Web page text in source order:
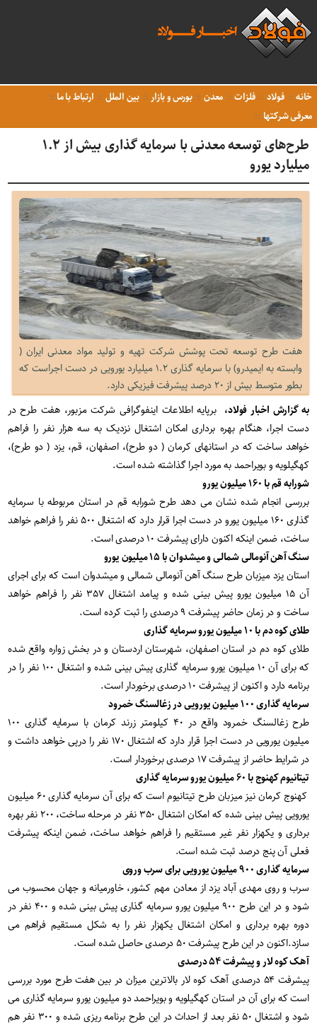
خانه فولاد فلزات معدن بورس و بازار بین الملل
ارتباط با ما
معرفی شرکتها
طرح‌های توسعه معدنی با سرمایه گذاری بیش از ۱.۲
میلیارد یورو
هفت طرح توسعه تحت پوشش شرکت تهیه و تولید مواد معدنی ایران (
وابسته به ایمیدرو) با سرمایه گذاری ۱.۲ میلیارد یورویی در دست اجراست که
بطور متوسط بیش از ۲۰ درصد پیشرفت فیزیکی دارد.
به گزارش اخبار فولاد، برپایه اطلاعات اینفوگرافی شرکت مزبور، هفت طرح در
دست اجرا، هنگام بهره برداری امکان اشتغال نزدیک به سه هزار نفر را فراهم
خواهد ساخت که در استانهای کرمان ( دو طرح)، اصفهان، قم، یزد ( دو طرح)،
کهگیلویه و بویراحمد به مورد اجرا گذاشته شده است.
شورابه قم با ۱۶۰ میلیون یورو
بررسی انجام شده نشان می دهد طرح شورابه قم در استان مربوطه با سرمایه
گذاری ۱۶۰ میلیون یورو در دست اجرا قرار دارد که اشتغال ۵۰۰ نفر را فراهم خواهد
ساخت، ضمن اینکه اکنون دارای پیشرفت ۱۰ درصدی است.
سنگ آهن آنومالی شمالی و میشدوان با ۱۵ میلیون یورو
استان یزد میزبان طرح سنگ آهن آنومالی شمالی و میشدوان است که برای اجرای
آن ۱۵ میلیون یورو پیش بینی شده و پیامد اشتغال ۳۵۷ نفر را فراهم خواهد
ساخت و در زمان حاضر پیشرفت ۹ درصدی را ثبت کرده است.
طلای کوه دم با ۱۰ میلیون یورو سرمایه گذاری
طلای کوه دم در استان اصفهان، شهرستان اردستان و در بخش زواره واقع شده
که برای آن ۱۰ میلیون یورو سرمایه گذاری پیش بینی شده و اشتغال ۱۰۰ نفر را در
برنامه دارد و اکنون از پیشرفت ۱۰ درصدی برخوردار است.
سرمایه گذاری ۱۰۰ میلیون یورویی در زغالسنگ خمرود
طرح زغالسنگ خمرود واقع در ۴۰ کیلومتر زرند کرمان با سرمایه گذاری ۱۰۰
میلیون یورویی در دست اجرا قرار دارد که اشتغال ۱۷۰ نفر را درپی خواهد داشت و
در شرایط حاضر از پیشرفت ۱۷ درصدی برخوردار است.
تیتانیوم کهنوج با ۶۰ میلیون یورو سرمایه گذاری
کهنوج کرمان نیز میزبان طرح تیتانیوم است که برای آن سرمایه گذاری ۶۰ میلیون
یورویی پیش بینی شده که امکان اشتغال ۳۵۰ نفر در مرحله ساخت، ۲۰۰ نفر بهره
برداری و یکهزار نفر غیر مستقیم را فراهم خواهد ساخت، ضمن اینکه پیشرفت
فعلی آن پنج درصد ثبت شده است.
سرمایه گذاری ۹۰۰ میلیون یورویی برای سرب وروی
سرب و روی مهدی آباد یزد از معادن مهم کشور، خاورمیانه و جهان محسوب می
شود و در این طرح ۹۰۰ میلیون یورو سرمایه گذاری پیش بینی شده و ۴۰۰ نفر در
دوره بهره برداری و امکان اشتغال یکهزار نفر را به شکل مستقیم فراهم می
سازد.اکنون در این طرح پیشرفت ۵۰ درصدی حاصل شده است.
آهک کوه لار و پیشرفت ۵۴ درصدی
پیشرفت ۵۴ درصدی آهک کوه لار بالاترین میزان در بین هفت طرح مورد بررسی
است که برای آن در استان کهگیلویه و بویراحمد دو میلیون یورو سرمایه گذاری می
شود و اشتغال ۵۰ نفر بعد از احداث در این طرح برنامه ریزی شده و ۳۰۰ نفر هم